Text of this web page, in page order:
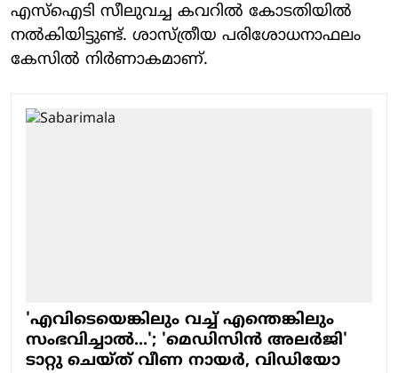
എസ്ഐടി സീലുവച്ച കവറില്‍ കോടതിയില്‍
നല്‍കിയിട്ടുണ്ട്. ശാസ്ത്രീയ പരിശോധനാഫലം
കേസില്‍ നിര്‍ണാകമാണ്.
'എവിടെയെങ്കിലും വച്ച് എന്തെങ്കിലും
സംഭവിച്ചാല്‍...'; 'മെഡിസിന്‍ അലര്‍ജി'
ടാറ്റു ചെയ്ത് വീണ നായര്‍, വിഡിയോ